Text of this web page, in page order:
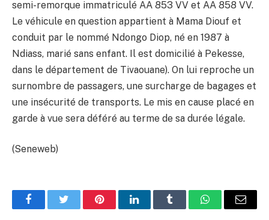
semi-remorque immatriculé AA 853 VV et AA 858 VV.
Le véhicule en question appartient à Mama Diouf et
conduit par le nommé Ndongo Diop, né en 1987 à
Ndiass, marié sans enfant. Il est domicilié à Pekesse,
dans le département de Tivaouane). On lui reproche un
surnombre de passagers, une surcharge de bagages et
une insécurité de transports. Le mis en cause placé en
garde à vue sera déféré au terme de sa durée légale.
(Seneweb)
FacebookTwitter PinterestLinkedInTumblr WhatsAppEmail